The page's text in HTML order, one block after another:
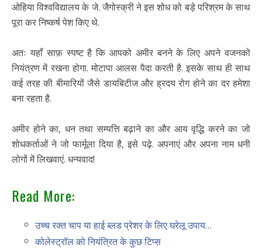
ओहिया विश्वविद्यालय के जे. जैगोस्क्री ने इस शोध को बड़े परिश्रम के साथ
पूरा कर निष्कर्ष पेश किए थे.
अतः यहाँ साफ़ स्पष्ट है कि आपको अमीर बनने के लिए अपने वजनको
नियंत्रण में रखना होगा. मोटापा आलस पैदा करती है. इसके साथ ही साथ
कई तरह की बीमारियों जैसे डायबिटीज और ह्रदय रोग होने का दर हमेशा
बना रहता है.
अमीर होने का, धन तथा सम्पत्ति बढ़ाने का और आय वृद्धि करने का जो
शोधकर्ताओं ने जो फार्मूला दिया है, इसे पढ़े. अपनाएं और अपना नाम धनी
लोगों में लिखवाएं. धन्यवाद!
Read More:
उच्च रक्त चाप या हाई ब्लड प्रेशर के लिए घरेलू उपाय…
कोलेस्ट्रॉल को नियंत्रित के कुछ टिप्स